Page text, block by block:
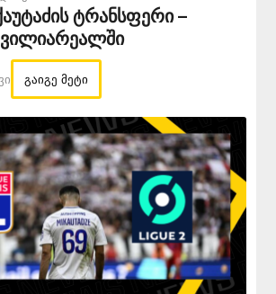
ტრანსფერი –
გაიგე მეტი